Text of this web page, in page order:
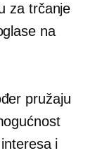
za trčanje
na
pružaju
i